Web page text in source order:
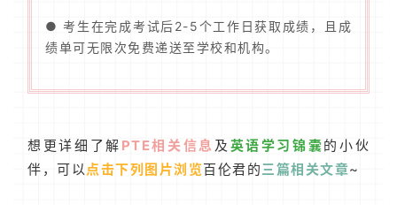
民
投
资
● 考生在完成考试后2-5个工作日获取成绩，且成
绩单可无限次免费递送至学校和机构。
想更详细了解 PTE相关信息 及 英语学习锦囊的小伙
伴，可以点击下列图片浏览百伦君的三篇相关文章~